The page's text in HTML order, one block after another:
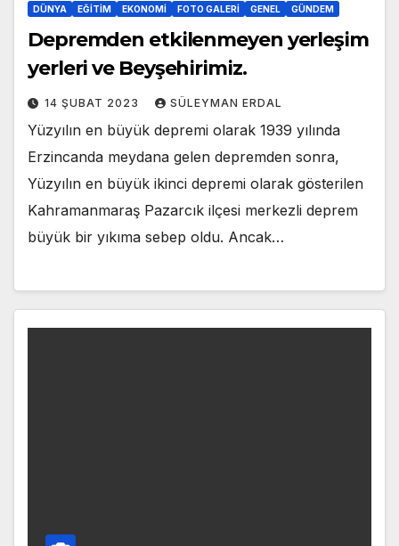
DÜNYA EĞITIM EKONOMI FOTO GALERI GENEL GÜNDEM
Depremden etkilenmeyen yerleşim
yerleri ve Beyşehirimiz.
14 ŞUBAT 2023 SÜLEYMAN ERDAL
Yüzyılın en büyük depremi olarak 1939 yılında
Erzincanda meydana gelen depremden sonra,
Yüzyılın en büyük ikinci depremi olarak gösterilen
Kahramanmaraş Pazarcık ilçesi merkezli deprem
büyük bir yıkıma sebep oldu. Ancak…